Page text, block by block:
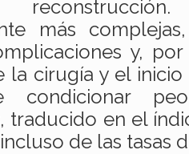
más
y,
la cirugía y el
condicionar
traducido en el
de las tasas